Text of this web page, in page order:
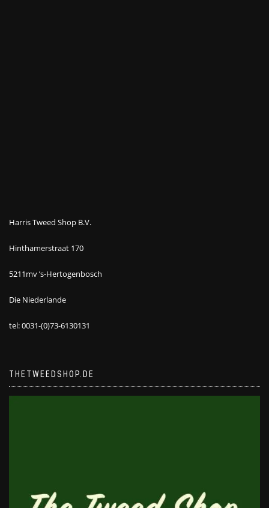
Harris Tweed Shop B.V.
Hinthamerstraat 170
5211mv ’s-Hertogenbosch
Die Niederlande
tel: 0031-(0)73-6130131
THETWEEDSHOP.DE